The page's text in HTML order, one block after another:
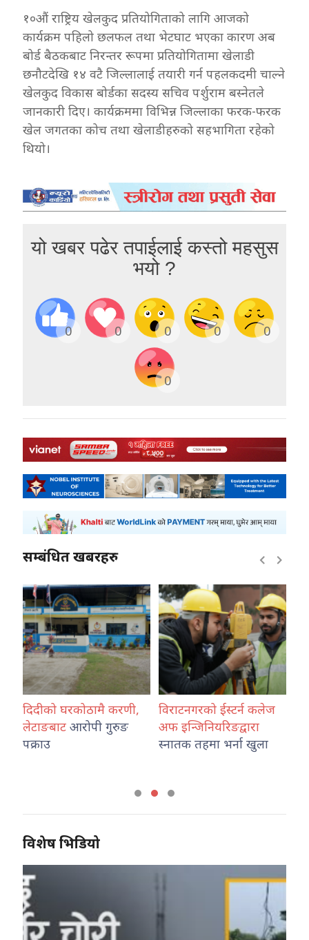
१०औं राष्ट्रिय खेलकुद प्रतियोगिताको लागि आजको
कार्यक्रम पहिलो छलफल तथा भेटघाट भएका कारण अब
बोर्ड बैठकबाट निरन्तर रूपमा प्रतियोगितामा खेलाडी
छनौटदेखि १४ वटै जिल्लालाई तयारी गर्न पहलकदमी चाल्ने
खेलकुद विकास बोर्डका सदस्य सचिव पर्शुराम बस्नेतले
जानकारी दिए। कार्यक्रममा विभिन्न जिल्लाका फरक-फरक
खेल जगतका कोच तथा खेलाडीहरुको सहभागिता रहेको
थियो।
यो खबर पढेर तपाईलाई कस्तो महसुस
भयो ?
0 0 0 0 0
0
सम्बंधित खबरहरु
दिदीको घरकोठामै करणी,
लेटाङबाट आरोपी गुरुङ
पक्राउ
विराटनगरको ईस्टर्न कलेज
अफ इन्जिनियरिङद्वारा
स्नातक तहमा भर्ना खुला
विशेष भिडियो